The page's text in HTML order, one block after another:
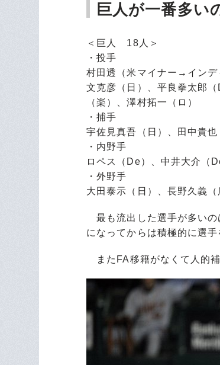
巨人が一番多い
＜巨人 18人＞
・投手
村田透（米マイナー→イン
文克彦（日）、平良拳太郎
（楽）、澤村拓一（ロ）
・捕手
宇佐見真吾（日）、田中貴也
・内野手
ロペス（De）、中井大介（
・外野手
大田泰示（日）、長野久義（
最も流出した選手が多いの
になってからは積極的に選手
またFA移籍がなくて人的補